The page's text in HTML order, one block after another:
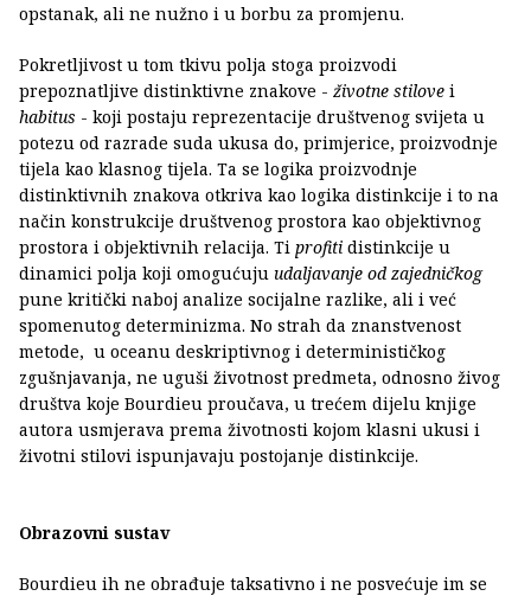
opstanak, ali ne nužno i u borbu za promjenu.
Pokretljivost u tom tkivu polja stoga proizvodi
prepoznatljive distinktivne znakove - životne stilove i
habitus - koji postaju reprezentacije društvenog svijeta u
potezu od razrade suda ukusa do, primjerice, proizvodnje
tijela kao klasnog tijela. Ta se logika proizvodnje
distinktivnih znakova otkriva kao logika distinkcije i to na
način konstrukcije društvenog prostora kao objektivnog
prostora i objektivnih relacija. Ti profiti distinkcije u
dinamici polja koji omogućuju udaljavanje od zajedničkog
pune kritički naboj analize socijalne razlike, ali i već
spomenutog determinizma. No strah da znanstvenost
metode, u oceanu deskriptivnog i determinističkog
zgušnjavanja, ne uguši životnost predmeta, odnosno živog
društva koje Bourdieu proučava, u trećem dijelu knjige
autora usmjerava prema životnosti kojom klasni ukusi i
životni stilovi ispunjavaju postojanje distinkcije.
Obrazovni sustav
Bourdieu ih ne obrađuje taksativno i ne posvećuje im se